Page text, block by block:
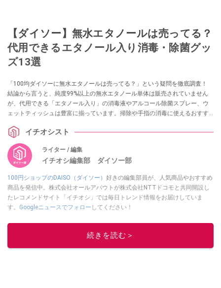
【ダイソー】無水エタノールは売ってる？
代用できるエタノール入り消毒・除菌グッ
ズ13選
「100均ダイソーに無水エタノールは売ってる？」という疑問を徹底調査！
結論から言うと、純度99%以上の無水エタノール単体は販売されていません
が、代用できる「エタノール入り」の消毒液やアルコール除菌スプレー、ウ
ェットティッシュは豊富に揃っています。掃除や手指の消毒に使えるおすす
イチオシスト
ライター / 編集
イチオシ編集部 ダイソー部
100円ショップのDAISO（ダイソー） 好きの編集部員が、人気商品やおすすめ
商品を発信中。株式会社オールアバウトが株式会社NTTドコモと共同開設し
たレコメンドサイト「イチオシ」では毎日トレンド情報をお届けしていま
す。 Googleニュースでフォロー してください！
このイチオシストの他の記事を読む
続きを読む＞